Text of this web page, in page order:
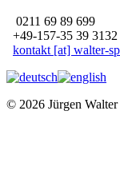
0211 69 89 699
+49-157-35 39 3132
kontakt [at] walter-
© 2026 Jürgen